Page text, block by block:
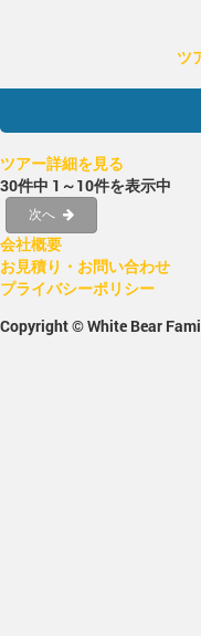
ツ
ツアー詳細を見る
30件中 1～10件を表示中
次へ
会社概要
お見積り・お問い合わせ
プライバシーポリシー
Copyright © White Bear